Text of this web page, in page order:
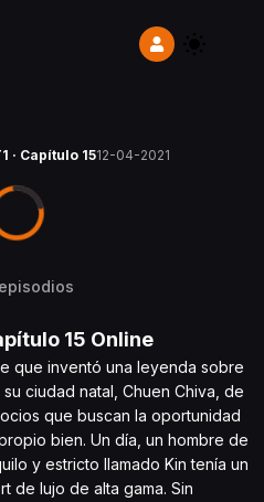
· Capítulo 1512-04-2021
15 Online
que inventó una leyenda sobre
ciudad natal, Chuen Chiva, de
que buscan la oportunidad
bien. Un día, un hombre de
y estricto llamado Kin tenía un
de lujo de alta gama. Sin